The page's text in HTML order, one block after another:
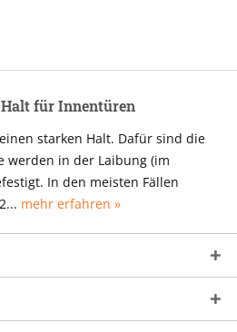
für Innentüren
starken Halt. Dafür sind die
werden in der Laibung (im
In den meisten Fällen
mehr erfahren »